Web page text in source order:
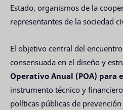
Estado, organismos de la
representantes de la sociedad
El objetivo central del
consensuada en el diseño y
Operativo Anual (POA) para
instrumento técnico y
políticas públicas de